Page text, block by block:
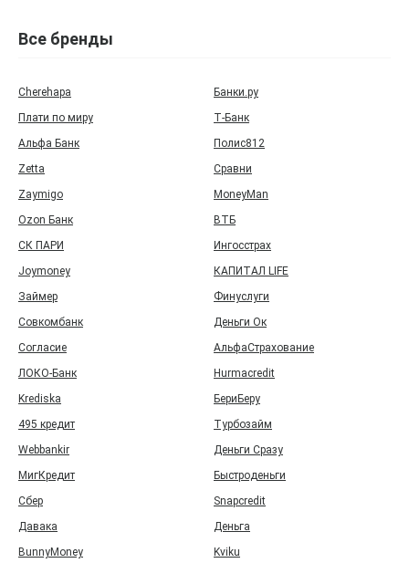
Все бренды
Cherehapa
Банки.ру
Плати по миру
Т‑Банк
Альфа Банк
Полис812
Zetta
Сравни
Zaymigo
MoneyMan
Ozon Банк
ВТБ
СК ПАРИ
Ингосстрах
Joymoney
КАПИТАЛ LIFE
Займер
Финуслуги
Совкомбанк
Деньги Ок
Согласие
АльфаСтрахование
ЛОКО-Банк
Hurmacredit
Krediska
БериБеру
495 кредит
Турбозайм
Webbankir
Деньги Сразу
МигКредит
Быстроденьги
Сбер
Snapcredit
Давака
Деньга
BunnyMoney
Kviku